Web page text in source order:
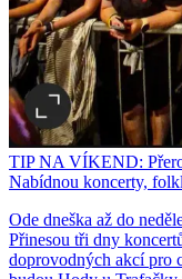
TIP NA VÍKEND:
Nabídnou koncerty,
Ode dneška až do
Přinesou tři dny
doprovodných akcí pro